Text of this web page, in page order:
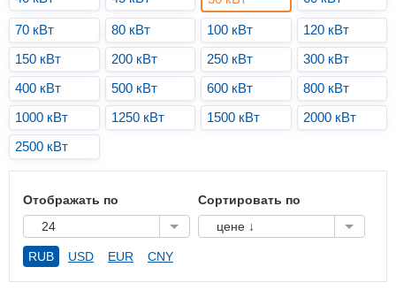
70 кВт 80 кВт 100 кВт
120 кВт
150 кВт
200 кВт 250 кВт
300 кВт
400 кВт
500 кВт 600 кВт
800 кВт
1000 кВт
1250 кВт 1500 кВт
2000 кВт
2500 кВт
Отображать по
24
Сортировать по
цене ↓
RUB USD EUR CNY